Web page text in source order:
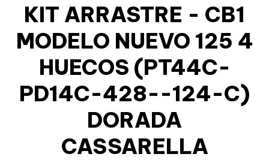
KIT ARRASTRE - CB1
MODELO NUEVO 125 4
HUECOS (PT44C-
PD14C-428--124-C)
DORADA
CASSARELLA